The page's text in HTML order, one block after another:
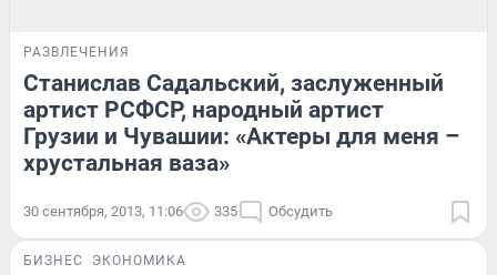
РАЗВЛЕЧЕНИЯ
Станислав Садальский, заслуженный
артист РСФСР, народный артист
Грузии и Чувашии: «Актеры для меня –
хрустальная ваза»
30 сентября, 2013, 11:06 335 Обсудить
БИЗНЕС ЭКОНОМИКА